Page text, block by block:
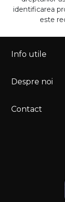
identificarea
este
Info utile
Despre noi
Contact